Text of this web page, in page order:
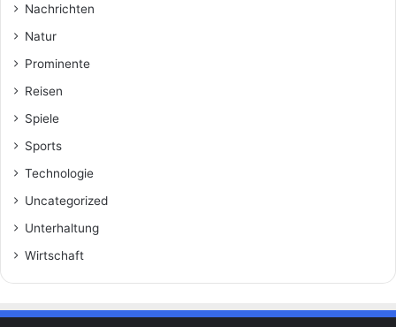
Nachrichten
Natur
Prominente
Reisen
Spiele
Sports
Technologie
Uncategorized
Unterhaltung
Wirtschaft